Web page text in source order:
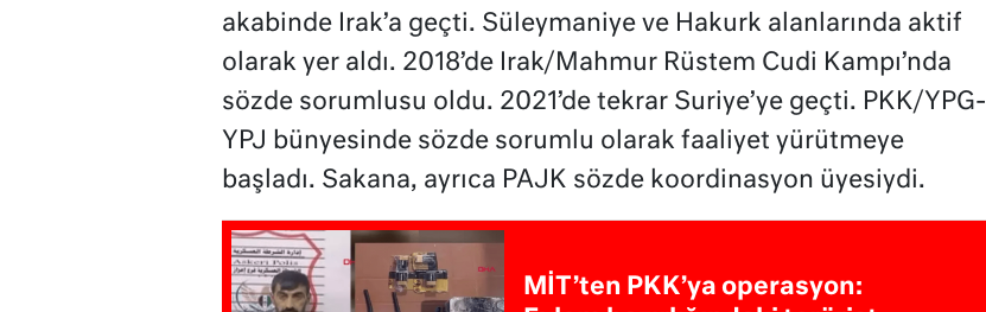
akabinde Irak’a geçti. Süleymaniye ve Hakurk alanlarında aktif
olarak yer aldı. 2018’de Irak/Mahmur Rüstem Cudi Kampı’nda
sözde sorumlusu oldu. 2021’de tekrar Suriye’ye geçti. PKK/YPG-
YPJ bünyesinde sözde sorumlu olarak faaliyet yürütmeye
başladı. Sakana, ayrıca PAJK sözde koordinasyon üyesiydi.
MİT’ten PKK’ya operasyon: